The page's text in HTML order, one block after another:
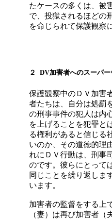
たケースの多くは、被
で、投獄されるほどの
を命じられて保護観察
２ DV加害者へのスーパー
保護観察中のＤＶ 加害
者たちは、自分は処罰
の刑事事件の犯人は内
を上げることを犯罪と
る権利があると信じる
いのか、その道徳的理
れに ＤＶ行動は、刑事
のです。彼らにとって
同じことを繰り返しま
います。
加害者の監督をする上
（妻）は再び加害者